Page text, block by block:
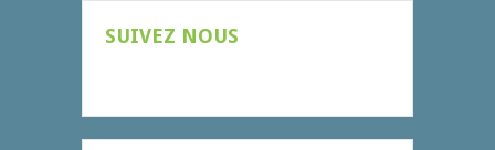
SUIVEZ NOUS